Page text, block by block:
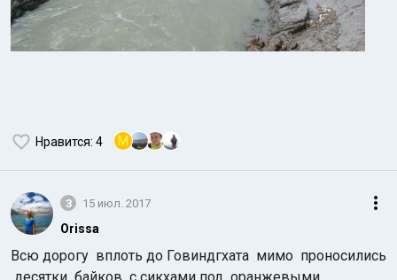
Нравится: 4 M
3 15 июл. 2017
Orissa
Всю дорогу вплоть до Говиндгхата мимо проносились